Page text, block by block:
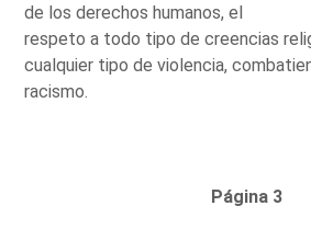
de los derechos humanos, el
respeto a todo tipo de creencias
cualquier tipo de violencia,
racismo.
Página 3